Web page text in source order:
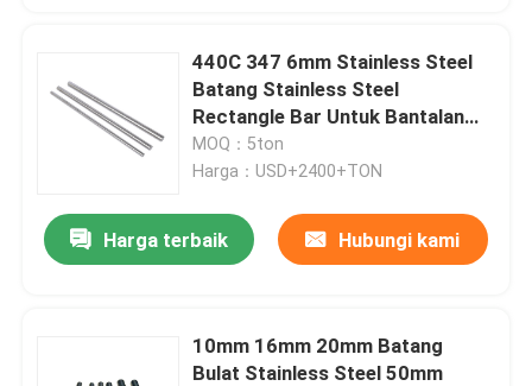
440C 347 6mm Stainless Steel
Batang Stainless Steel
Rectangle Bar Untuk Bantalan
12m
MOQ：5ton
Harga：USD+2400+TON
Harga terbaik Hubungi kami
10mm 16mm 20mm Batang
Bulat Stainless Steel 50mm